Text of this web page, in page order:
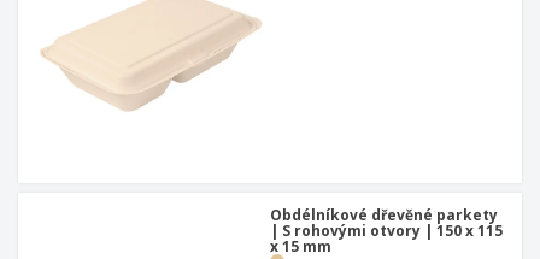
Obdélníkové dřevěné parkety
| S rohovými otvory | 150 x 115
x 15 mm